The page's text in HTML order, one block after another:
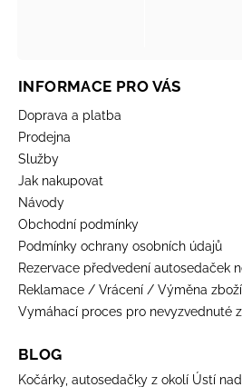
INFORMACE PRO VÁS
Doprava a platba
Prodejna
Služby
Jak nakupovat
Návody
Obchodní podmínky
Podmínky ochrany osobních údajů
Rezervace předvedení autosedaček
Reklamace / Vrácení / Výměna zboží
Vymáhací proces pro nevyzvednuté
BLOG
Kočárky, autosedačky z okolí Ústí